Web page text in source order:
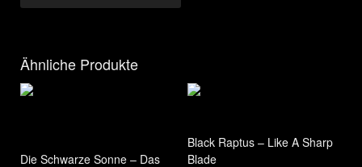
Ähnliche Produkte
Die Schwarze Sonne – Das
Black Raptus – Like A Sharp
Blade